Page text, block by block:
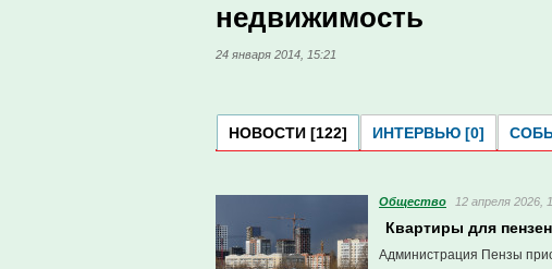
недвижимость
24 января 2014, 15:21
НОВОСТИ [122] ИНТЕРВЬЮ [0]
Общество 12 апреля 2026,
Квартиры для
Администрация Пензы